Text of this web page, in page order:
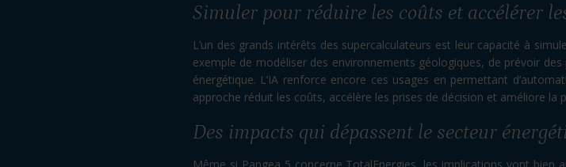
Simuler pour réduire les coûts et accélérer
L’un des grands intérêts des supercalculateurs est leur capacité à
exemple de modéliser des environnements géologiques, de prévoir
énergétique. L’IA renforce encore ces usages en permettant
approche réduit les coûts, accélère les prises de décision et améliore la
Des impacts qui dépassent le secteur